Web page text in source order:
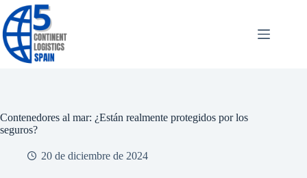
Saltar
al
contenido
Contenedores al mar: ¿Están realmente protegidos por los
seguros?
20 de diciembre de 2024